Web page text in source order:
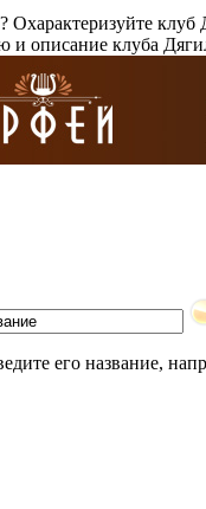
Охарактеризуйте
описание клуба
его название,